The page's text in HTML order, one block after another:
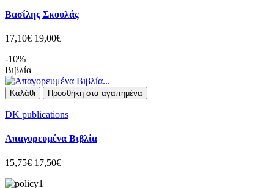
Βασίλης Σκουλάς
17,10€ 19,00€
-10%
Βιβλία
Καλάθι Προσθήκη στα αγαπημένα
DK publications
Απαγορευμένα Βιβλία
15,75€ 17,50€